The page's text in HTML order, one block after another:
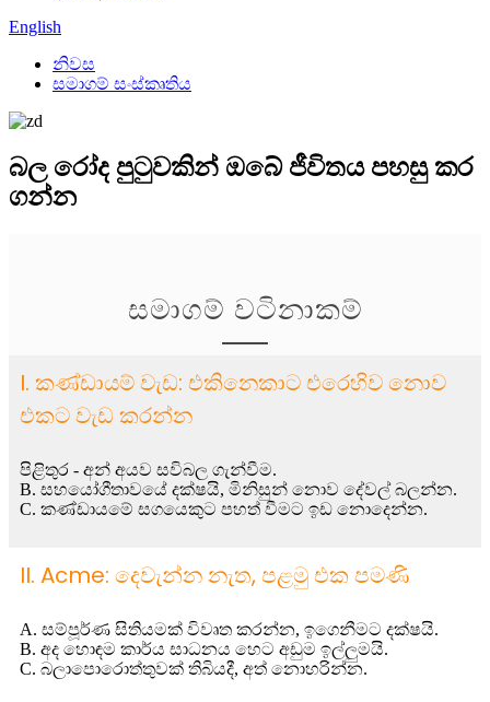
English
නිවස
සමාගම් සංස්කෘතිය
බල රෝද පුටුවකින් ඔබේ ජීවිතය පහසු කර
ගන්න
සමාගම් වටිනාකම්
I. කණ්ඩායම් වැඩ: එකිනෙකාට එරෙහිව නොව
එකට වැඩ කරන්න
පිළිතුර - අන් අයව සවිබල ගැන්වීම.
B. සහයෝගීතාවයේ දක්ෂයි, මිනිසුන් නොව දේවල් බලන්න.
C. කණ්ඩායමේ සගයෙකුට පහත් වීමට ඉඩ නොදෙන්න.
II. Acme: දෙවැන්න නැත, පළමු එක පමණි
A. සම්පූර්ණ සිතියමක් විවෘත කරන්න, ඉගෙනීමට දක්ෂයි.
B. අද හොඳම කාර්ය සාධනය හෙට අඩුම ඉල්ලුමයි.
C. බලාපොරොත්තුවක් තිබියදී, අත් නොහරින්න.